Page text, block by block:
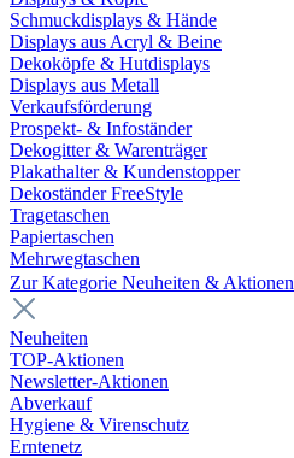
Schmuckdisplays & Hände
Displays aus Acryl & Beine
Dekoköpfe & Hutdisplays
Displays aus Metall
Verkaufsförderung
Prospekt- & Infoständer
Dekogitter & Warenträger
Plakathalter & Kundenstopper
Dekoständer FreeStyle
Tragetaschen
Papiertaschen
Mehrwegtaschen
Zur Kategorie Neuheiten & Aktionen
Neuheiten
TOP-Aktionen
Newsletter-Aktionen
Abverkauf
Hygiene & Virenschutz
Erntenetz